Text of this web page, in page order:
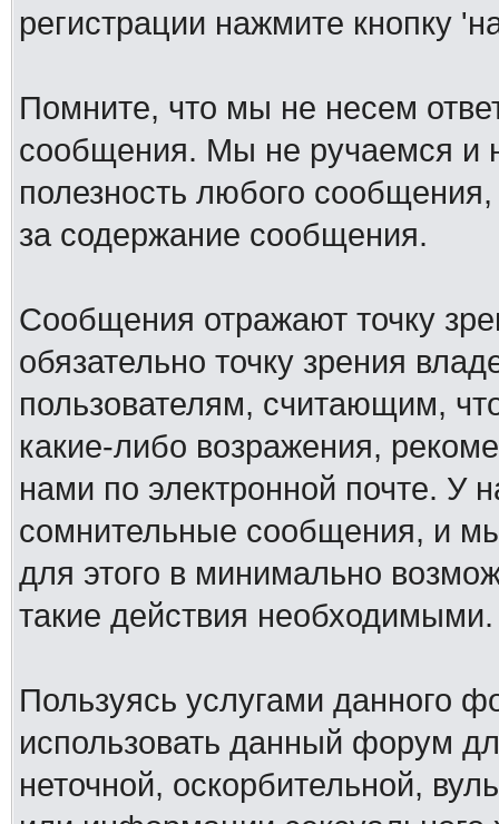
регистрации нажмите кнопку
Помните, что мы не несем
сообщения. Мы не ручаемся и
полезность любого
за содержание сообщения.
Сообщения отражают точку
обязательно точку зрения
пользователям, считающим,
какие-либо возражения,
нами по электронной почте. У
сомнительные сообщения, и
для этого в минимально
такие действия необходимыми.
Пользуясь услугами данного
использовать данный форум
неточной, оскорбительной,